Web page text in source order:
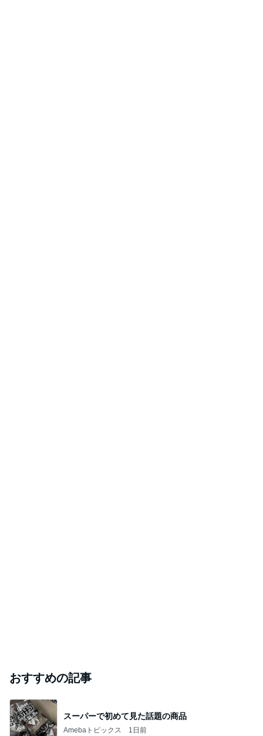
おすすめの記事
スーパーで初めて見た話題の商品
Amebaトピックス 1日前